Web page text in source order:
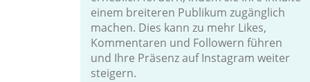
einem breiteren Publikum zugänglich
machen. Dies kann zu mehr Likes,
Kommentaren und Followern führen
und Ihre Präsenz auf Instagram weiter
steigern.